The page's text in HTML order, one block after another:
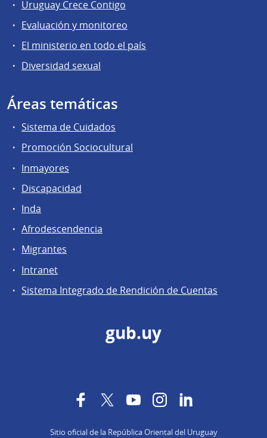
Uruguay Crece Contigo
Evaluación y monitoreo
El ministerio en todo el país
Diversidad sexual
Áreas temáticas
Sistema de Cuidados
Promoción Sociocultural
Inmayores
Discapacidad
Inda
Afrodescendencia
Migrantes
Intranet
Sistema Integrado de Rendición de Cuentas
gub.uy
FacebookTwitterYouTubeInstagram
Sitio oficial de la República Oriental del Uruguay